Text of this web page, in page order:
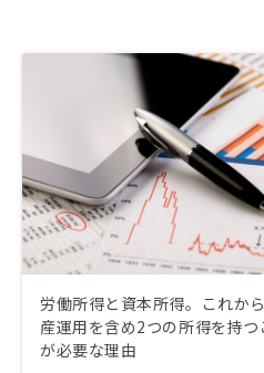
労働所得と資本所得。これか
産運用を含め2つの所得を持つ
が必要な理由